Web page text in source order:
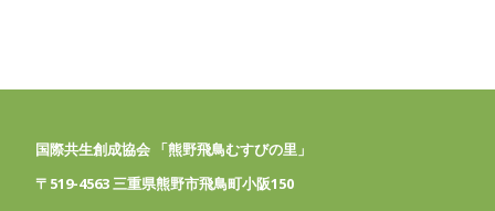
国際共生創成協会 「熊野飛鳥むすびの里」
〒519-4563 三重県熊野市飛鳥町小阪150